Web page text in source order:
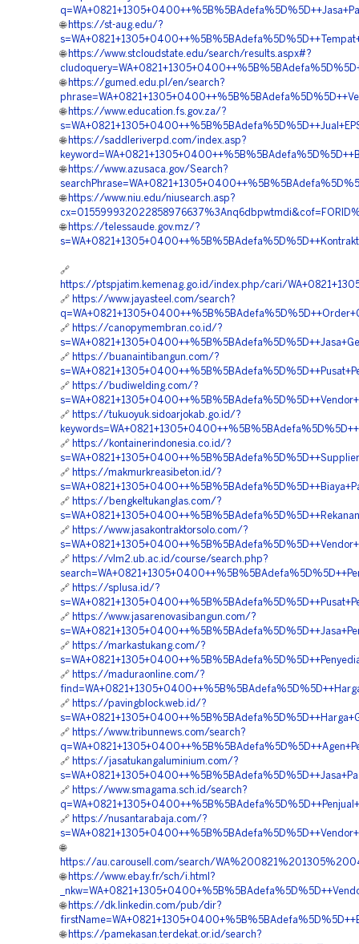
🌐 https://st-aug.edu/?
🌐 https://www.stcloudstate.edu/search/results.aspx#?
🌐 https://gumed.edu.pl/en/search?
🌐 https://www.education.fs.gov.za/?
🌐 https://saddleriverpd.com/index.asp?
🌐 https://www.azusaca.gov/Search?
🌐 https://www.niu.edu/niusearch.asp?
🌐 https://telessaude.gov.mz/?
🔗
https://ptspjatim.kemenag.go.id/index.php/cari/
🔗 https://www.jayasteel.com/search?
🔗 https://canopymembran.co.id/?
🔗 https://buanaintibangun.com/?
🔗 https://budiwelding.com/?
🔗 https://tukuoyuk.sidoarjokab.go.id/?
🔗 https://kontainerindonesia.co.id/?
🔗 https://makmurkreasibeton.id/?
🔗 https://bengkeltukanglas.com/?
🔗 https://www.jasakontraktorsolo.com/?
🔗 https://vlm2.ub.ac.id/course/search.php?
🔗 https://splusa.id/?
🔗 https://www.jasarenovasibangun.com/?
🔗 https://markastukang.com/?
🔗 https://maduraonline.com/?
🔗 https://pavingblock.web.id/?
🔗 https://www.tribunnews.com/search?
🔗 https://jasatukangaluminium.com/?
🔗 https://www.smagama.sch.id/search?
🔗 https://nusantarabaja.com/?
🌐
https://au.carousell.com/search/
🌐 https://www.ebay.fr/sch/i.html?
🌐 https://dk.linkedin.com/pub/dir?
🌐 https://pamekasan.terdekat.or.id/search?